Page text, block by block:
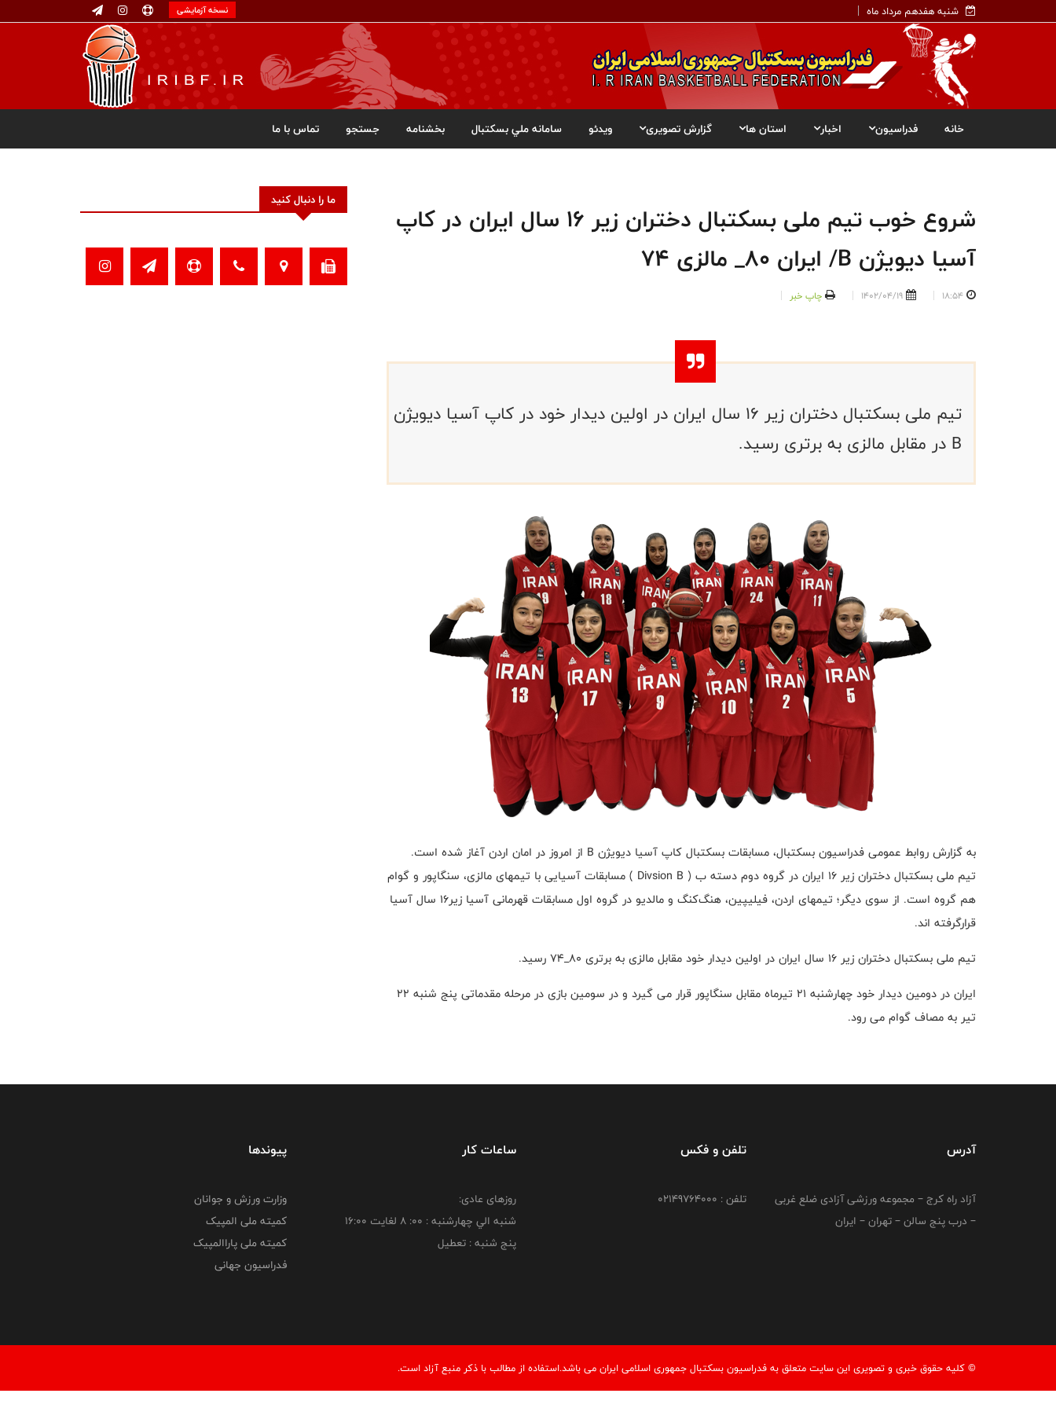
شنبه هفدهم مرداد ماه نسخه آزمایشی
خانه فدراسیون اخبار استان ها گزارش تصویری ویدئو سامانه ملي بسکتبال بخشنامه جستجو تماس با ما
شروع خوب تیم ملی بسکتبال دختران زیر ۱۶ سال ایران در کاپ
آسیا دیویژن B/ ایران ۸۰_ مالزی ۷۴
18:54
1402/04/19 چاپ خبر
تیم ملی بسکتبال دختران زیر ۱۶ سال ایران در اولین دیدار خود در کاپ آسیا دیویژن
B در مقابل مالزی به برتری رسید.
به گزارش روابط عمومی فدراسیون بسکتبال، مسابقات بسکتبال کاپ آسیا دیویژن B از امروز در امان اردن آغاز شده است.
تیم ملی بسکتبال دختران زیر ۱۶ ایران در گروه دوم دسته ب ( Divsion B ) مسابقات آسیایی با تیمهای مالزی، سنگاپور و گوام
هم گروه است. از سوی دیگر؛ تیمهای اردن، فیلیپین، هنگ‌کنگ و مالدیو در گروه اول مسابقات قهرمانی آسیا زیر۱۶ سال آسیا
قرارگرفته اند.
تیم ملی بسکتبال دختران زیر ۱۶ سال ایران در اولین دیدار خود مقابل مالزی به برتری ۸۰_۷۴ رسید.
ایران در دومین دیدار خود چهارشنبه ۲۱ تیرماه مقابل سنگاپور قرار می گیرد و در سومین بازی در مرحله مقدماتی پنج شنبه ۲۲
تیر به مصاف گوام می رود.
ما را دنبال کنید
آدرس
آزاد راه کرج – مجموعه ورزشی آزادی ضلع غربی
– درب پنج سالن – تهران – ایران
تلفن و فکس
تلفن : 02149764000
ساعات کار
روزهای عادی:
شنبه الي چهارشنبه : 00: 8 لغايت 16:00
پنج شنبه : تعطیل
پیوندها
وزارت ورزش و جوانان
کمیته ملی المپیک
کمیته ملی پاراالمپیک
فدراسیون جهانی
© کليه حقوق خبری و تصويری اين سايت متعلق به فدراسیون بسکتبال جمهوری اسلامی ایران می باشد.استفاده از مطالب با ذكر منبع آزاد است.